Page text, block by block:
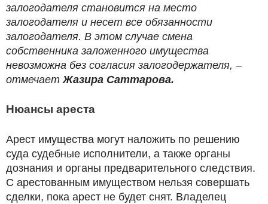
залогодателя становится на место
залогодателя и несет все обязанности
залогодателя. В этом случае смена
собственника заложенного имущества
невозможна без согласия залогодержателя, –
отмечает Жазира Саттарова.
Нюансы ареста
Арест имущества могут наложить по решению
суда судебные исполнители, а также органы
дознания и органы предварительного следствия.
С арестованным имуществом нельзя совершать
сделки, пока арест не будет снят. Владелец